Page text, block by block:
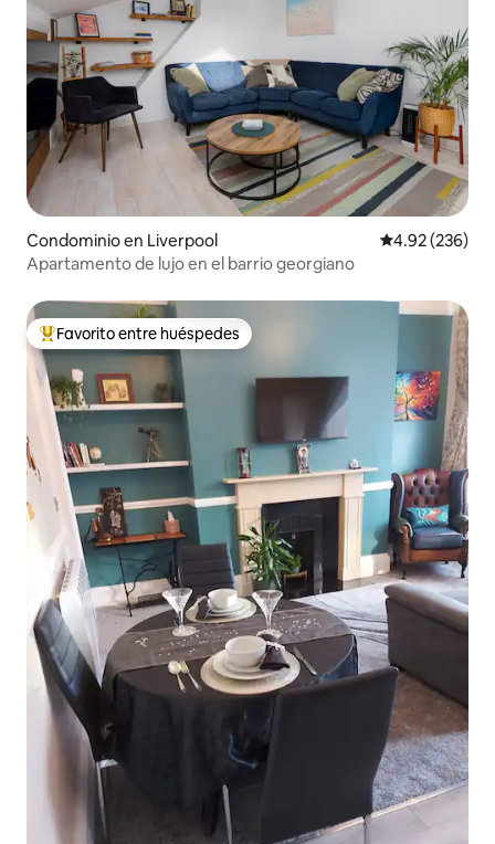
Condominio en Liverpool Calificación
4.92 (236)
Apartamento de lujo en el barrio georgiano
De los mejores en Favorito entre huéspedes
Favorito entre huéspedes